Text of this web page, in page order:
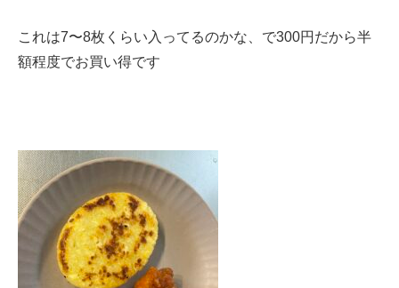
これは7〜8枚くらい入ってるのかな、で300円だから半
額程度でお買い得です